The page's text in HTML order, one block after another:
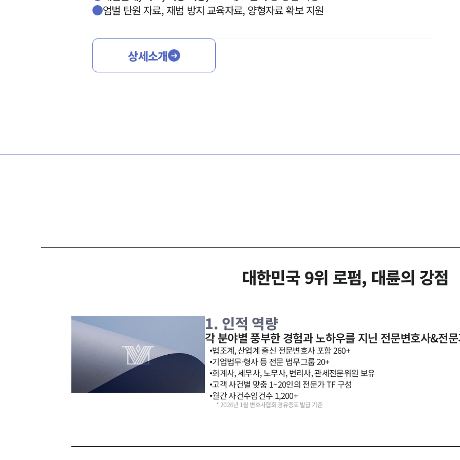
엄벌 탄원 자료, 재범 방지 교육자료, 양형자료 확보 지원
상세소개
대한민국 9위 로펌, 대륜의 강점
1. 인적 역량
각 분야별 풍부한 경험과 노하우를 지닌 전문변호사&전
법조계, 산업계 출신 전문변호사 포함 260+
기업법무·형사 등 전문 법무그룹 20+
회계사, 세무사, 노무사, 변리사, 관세전문위원 보유
고객 사건별 맞춤 1~20인의 전문가 TF 구성
월간 사건수임건수 1,200+
* 2026년 1월 변호사협회 경유증표 발급 기준